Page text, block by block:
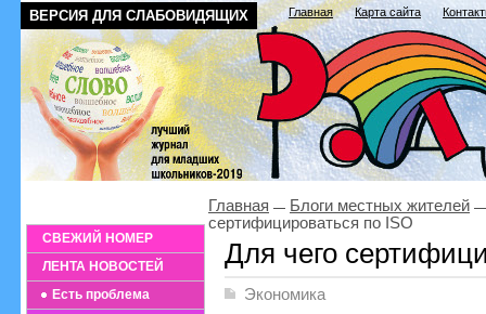
ВЕРСИЯ ДЛЯ СЛАБОВИДЯЩИХ Главная Карта сайта
СВЕЖИЙ НОМЕР
ЛЕНТА НОВОСТЕЙ
Есть проблема
Главная
Блоги местных жителей
сертифицироваться по ISO
Для чего
Экономика